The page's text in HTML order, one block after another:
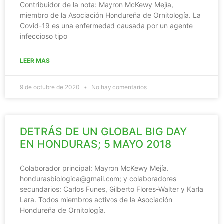
Contribuidor de la nota: Mayron McKewy Mejía,
miembro de la Asociación Hondureña de Ornitología. La
Covid-19 es una enfermedad causada por un agente
infeccioso tipo
LEER MAS
9 de octubre de 2020 No hay comentarios
DETRÁS DE UN GLOBAL BIG DAY
EN HONDURAS; 5 MAYO 2018
Colaborador principal: Mayron McKewy Mejía.
hondurasbiologica@gmail.com; y colaboradores
secundarios: Carlos Funes, Gilberto Flores-Walter y Karla
Lara. Todos miembros activos de la Asociación
Hondureña de Ornitología.